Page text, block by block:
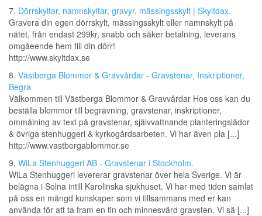
7. Dörrskyltar, namnskyltar, gravyr, mässingsskylt | Skyltdax.
Gravera din egen dörrskylt, mässingsskylt eller namnskylt på
nätet, från endast 299kr, snabb och säker betalning, leverans
omgåeende hem till din dörr!
http://www.skyltdax.se
8. Västberga Blommor & Gravvårdar - Gravstenar, Inskriptioner,
Begra
Välkommen till Västberga Blommor & Gravvårdar Hos oss kan du
beställa blommor till begravning, gravstenar, inskriptioner,
ommålning av text på gravstenar, självvattnande planteringslådor
& övriga stenhuggeri & kyrkogårdsarbeten. Vi har även pla [...]
http://www.vastbergablommor.se
9. WiLa Stenhuggeri AB - Gravstenar i Stockholm.
WiLa Stenhuggeri levererar gravstenar över hela Sverige. Vi är
belägna i Solna intill Karolinska sjukhuset. Vi har med tiden samlat
på oss en mängd kunskaper som vi tillsammans med er kan
använda för att ta fram en fin och minnesvärd gravsten. Vi sä [...]